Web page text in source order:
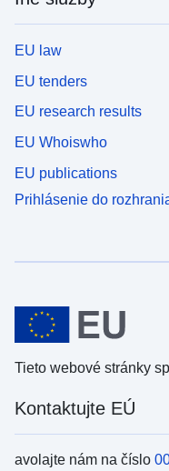
EU law
EU tenders
EU research results
EU Whoiswho
EU publications
Prihlásenie do
Tieto webové stránky
Kontaktujte EÚ
avolajte nám na číslo